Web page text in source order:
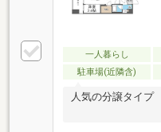
一人暮らし
駐車場(近隣含)
人気の分譲タイプ